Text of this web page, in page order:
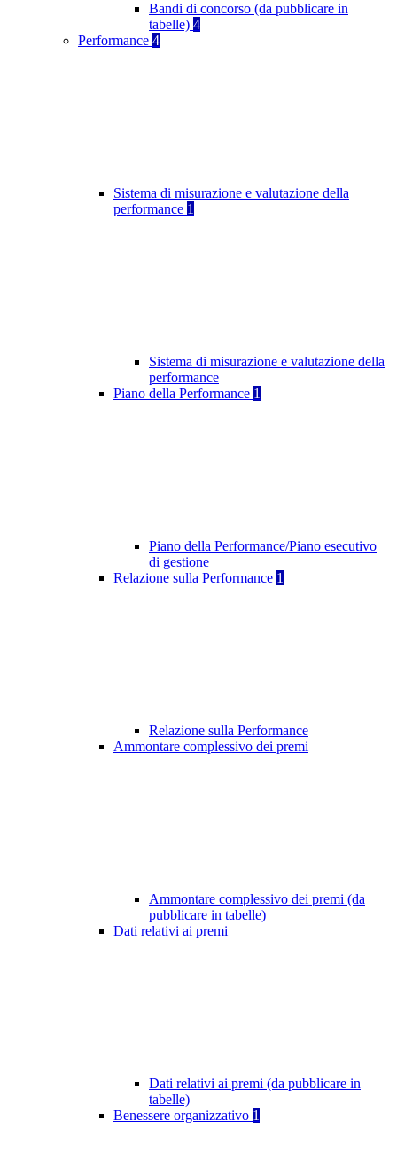
Bandi di concorso (da pubblicare in
tabelle) 4
Performance 4
Sistema di misurazione e valutazione della
performance 1
Sistema di misurazione e valutazione della
performance
Piano della Performance 1
Piano della Performance/Piano esecutivo
di gestione
Relazione sulla Performance 1
Relazione sulla Performance
Ammontare complessivo dei premi
Ammontare complessivo dei premi (da
pubblicare in tabelle)
Dati relativi ai premi
Dati relativi ai premi (da pubblicare in
tabelle)
Benessere organizzativo 1